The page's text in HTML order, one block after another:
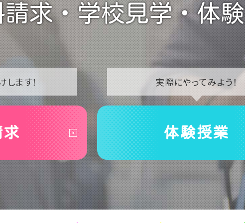
請求・学校見学・体
します！
求
実際にやってみよう！
体験授業